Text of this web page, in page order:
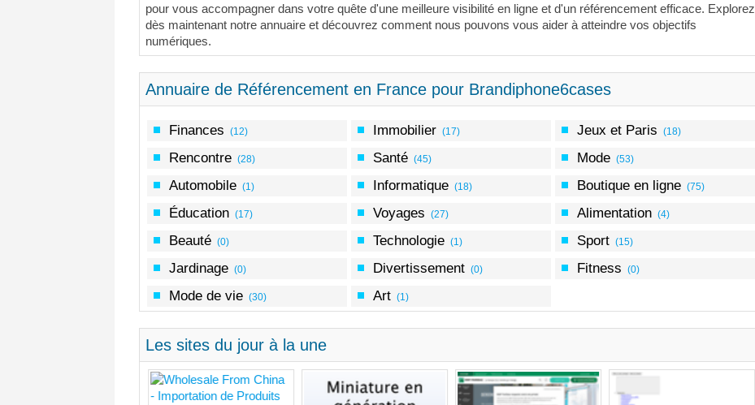
pour vous accompagner dans votre quête d'une meilleure visibilité en ligne et d'un référencement efficace. Explorez
dès maintenant notre annuaire et découvrez comment nous pouvons vous aider à atteindre vos objectifs
numériques.
Annuaire de Référencement en France pour Brandiphone6cases
Finances (12)
Rencontre (28)
Automobile (1)
Éducation (17)
Beauté (0)
Jardinage (0)
Mode de vie (30)
Immobilier (17)
Santé (45)
Informatique (18)
Voyages (27)
Technologie (1)
Divertissement (0)
Art (1)
Jeux et Paris (18)
Mode (53)
Boutique en ligne (75)
Alimentation (4)
Sport (15)
Fitness (0)
Les sites du jour à la une